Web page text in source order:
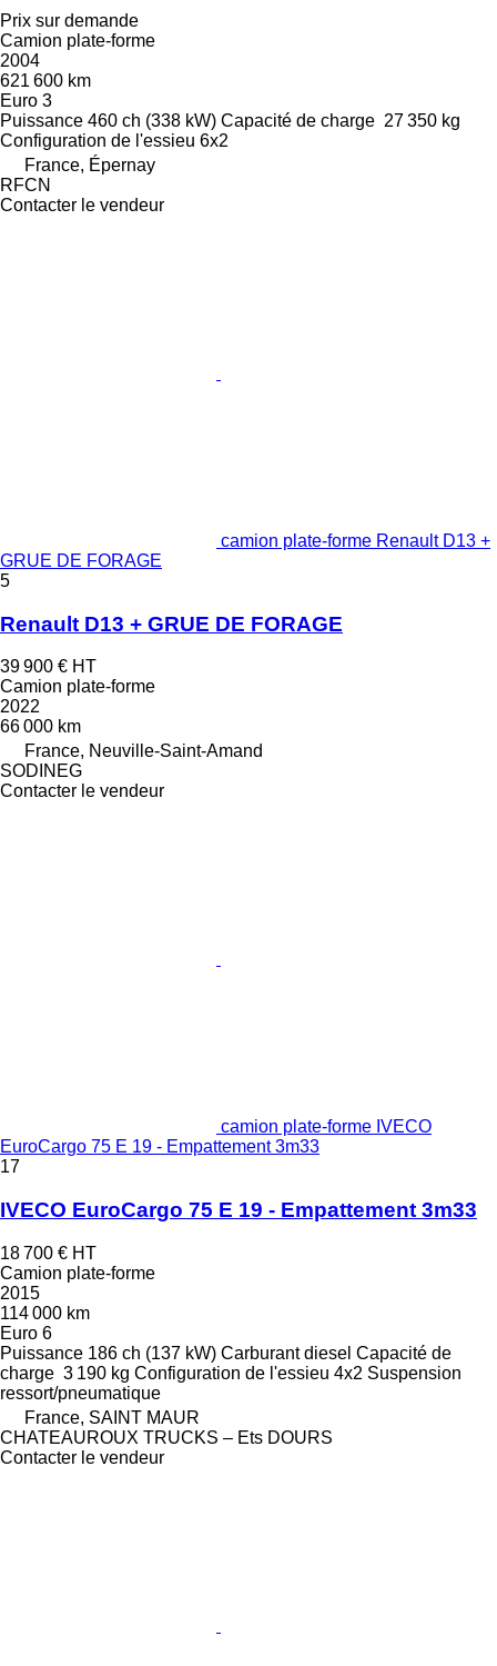
Prix sur demande
Camion plate-forme
2004
621 600 km
Euro 3
Puissance 460 ch (338 kW) Capacité de charge 27 350 kg
Configuration de l'essieu 6x2
France, Épernay
RFCN
Contacter le vendeur
camion plate-forme Renault D13 +
GRUE DE FORAGE
5
Renault D13 + GRUE DE FORAGE
39 900 € HT
Camion plate-forme
2022
66 000 km
France, Neuville-Saint-Amand
SODINEG
Contacter le vendeur
camion plate-forme IVECO
EuroCargo 75 E 19 - Empattement 3m33
17
IVECO EuroCargo 75 E 19 - Empattement 3m33
18 700 € HT
Camion plate-forme
2015
114 000 km
Euro 6
Puissance 186 ch (137 kW) Carburant diesel Capacité de
charge 3 190 kg Configuration de l'essieu 4x2 Suspension
ressort/pneumatique
France, SAINT MAUR
CHATEAUROUX TRUCKS – Ets DOURS
Contacter le vendeur